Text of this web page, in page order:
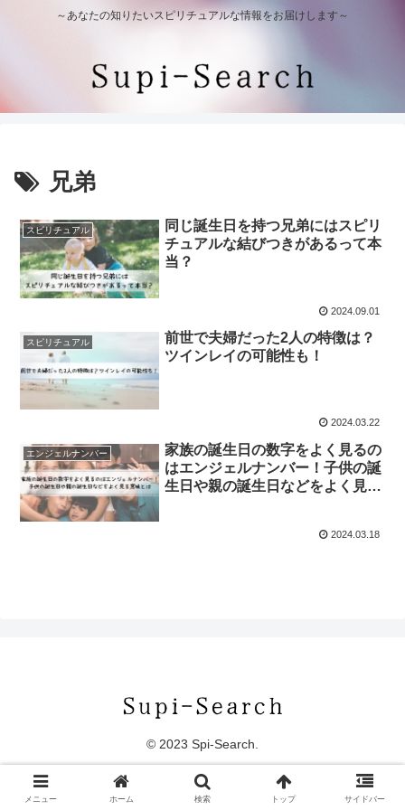
～あなたの知りたいスピリチュアルな情報をお届けします～
兄弟
スピリチュアル
同じ誕生日を持つ兄弟にはスピリ
チュアルな結びつきがあるって本
当？
2024.09.01
スピリチュアル
前世で夫婦だった2人の特徴は？
ツインレイの可能性も！
2024.03.22
エンジェルナンバー
家族の誕生日の数字をよく見るの
はエンジェルナンバー！子供の誕
生日や親の誕生日などをよく見る
2024.03.18
© 2023 Spi-Search.
メニュー ホーム 検索 トップ サイドバー